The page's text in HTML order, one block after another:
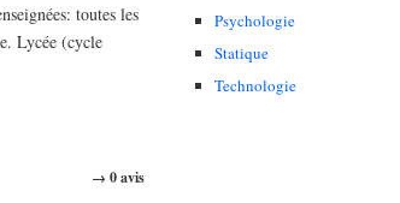
toutes les
Lycée (cycle
→ 0 avis
Psychologie
Statique
Technologie